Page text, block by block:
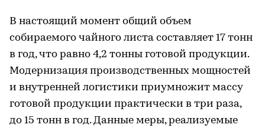
В настоящий момент общий объем
собираемого чайного листа составляет 17 тонн
в год, что равно 4,2 тонны готовой продукции.
Модернизация производственных мощностей
и внутренней логистики приумножит массу
готовой продукции практически в три раза,
до 15 тонн в год. Данные меры, реализуемые